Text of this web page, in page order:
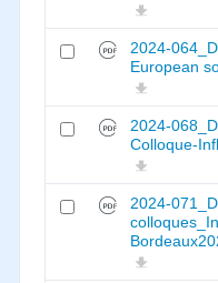
2024-
European
2024-
Colloque-
2024-